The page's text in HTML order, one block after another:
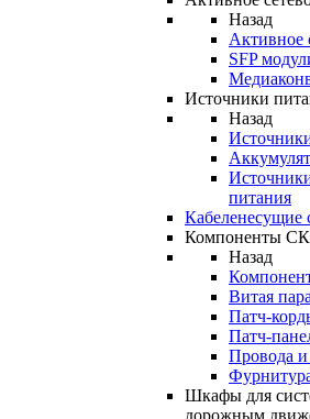
Назад
Активное
SFP
Источники
Назад
питания
Кабеленесущие
Компоненты
Назад
Витая пара
Патч-
Патч-
Провода и
Шкафы для
дорожным